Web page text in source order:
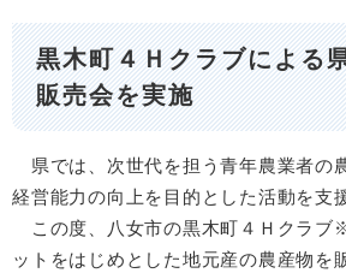
黒木町４Ｈクラブによる
販売会を実施
県では、次世代を担う青年農業者の
経営能力の向上を目的とした活動を支
この度、八女市の黒木町４Ｈクラブ
ットをはじめとした地元産の農産物を